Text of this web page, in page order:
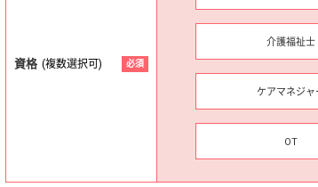
資格 (複数選択可) 必須
介護福祉士
ケアマネジャ
OT